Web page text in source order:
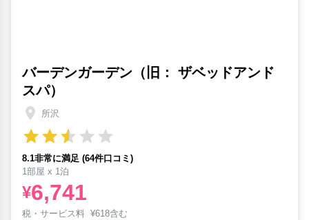
バーデンガーデン（旧： ザベッドアンド
スパ）
所沢
8.1非常に満足 (64件口コミ)
1部屋 x 1泊
¥6,741
税・サービス料 ¥618含む